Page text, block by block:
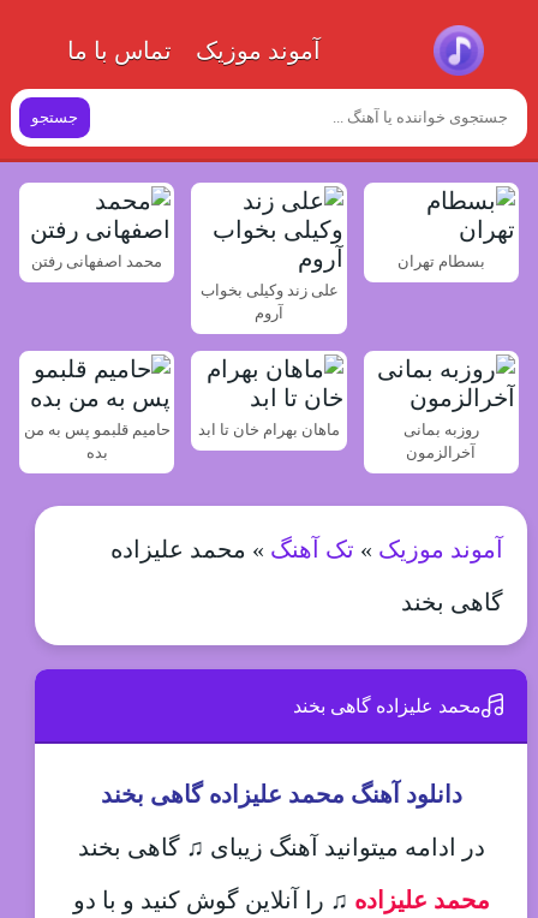
آموند موزیک تماس با ما
جستجو
بسطام تهران
علی زند وکیلی بخواب
آروم
محمد اصفهانی رفتن
روزبه بمانی
آخرالزمون
ماهان بهرام خان تا ابد
حامیم قلبمو پس به من
بده
آموند موزیک » تک آهنگ » محمد علیزاده
گاهی بخند
محمد علیزاده گاهی بخند
دانلود آهنگ محمد علیزاده گاهی بخند
در ادامه میتوانید آهنگ زیبای ♫ گاهی بخند
محمد علیزاده ♫ را آنلاین گوش کنید و با دو